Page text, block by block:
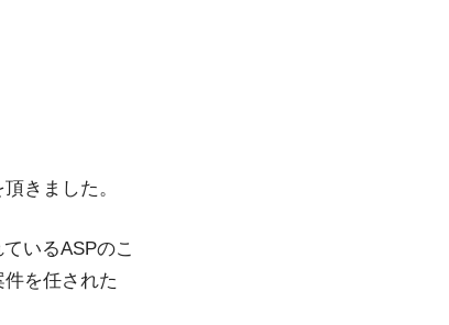
きました。
いるASPのこ
を任された